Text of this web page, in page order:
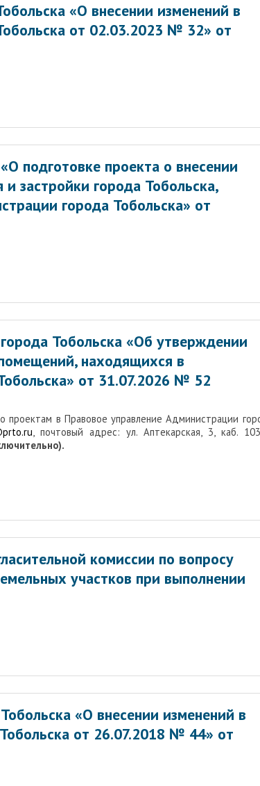
«О внесении изменений в
от 02.03.2023 № 32» от
подготовке проекта о внесении
застройки города Тобольска,
города Тобольска» от
Тобольска «Об утверждении
находящихся в
от 31.07.2026 № 52
проектам в Правовое управление Администрации
, почтовый адрес: ул. Аптекарская, 3, каб.
комиссии по вопросу
участков при выполнении
«О внесении изменений в
от 26.07.2018 № 44» от